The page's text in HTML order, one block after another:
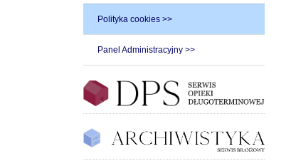
Polityka cookies >>
Panel Administracyjny >>